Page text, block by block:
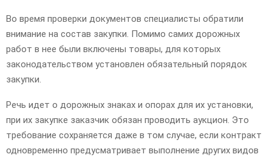
Во время проверки документов специалисты обратили
внимание на состав закупки. Помимо самих дорожных
работ в нее были включены товары, для которых
законодательством установлен обязательный порядок
закупки.
Речь идет о дорожных знаках и опорах для их установки,
при их закупке заказчик обязан проводить аукцион. Это
требование сохраняется даже в том случае, если контракт
одновременно предусматривает выполнение других видов